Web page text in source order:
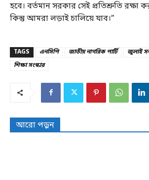
হবে। বর্তমান সরকার সেই প্রতিশ্রুতি রক্ষা
কিন্তু আমরা লড়াই চালিয়ে যাব।”
TAGS এনসিপি জাতীয় নাগরিক পার্টি জুলাই
শিক্ষা সংস্কার
আরো পড়ুন